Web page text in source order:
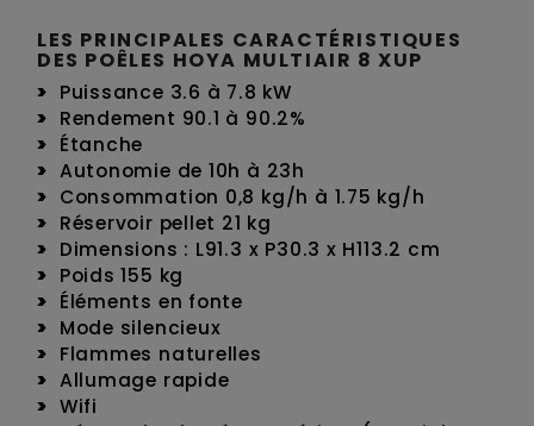
LES PRINCIPALES CARACTÉRISTIQUES
DES POÊLES HOYA MULTIAIR 8 XUP
Puissance 3.6 à 7.8 kW
Rendement 90.1 à 90.2%
Étanche
Autonomie de 10h à 23h
Consommation 0,8 kg/h à 1.75 kg/h
Réservoir pellet 21 kg
Dimensions : L91.3 x P30.3 x H113.2 cm
Poids 155 kg
Éléments en fonte
Mode silencieux
Flammes naturelles
Allumage rapide
Wifi